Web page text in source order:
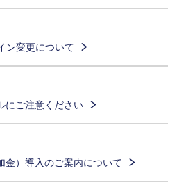
ン変更について
にご注意ください
金）導入のご案内について